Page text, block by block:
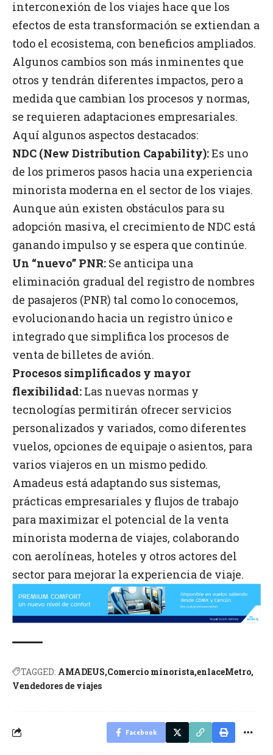
interconexión de los viajes hace que los
efectos de esta transformación se extiendan a
todo el ecosistema, con beneficios ampliados.
Algunos cambios son más inminentes que
otros y tendrán diferentes impactos, pero a
medida que cambian los procesos y normas,
se requieren adaptaciones empresariales.
Aquí algunos aspectos destacados:
NDC (New Distribution Capability):Es uno
de los primeros pasos hacia una experiencia
minorista moderna en el sector de los viajes.
Aunque aún existen obstáculos para su
adopción masiva, el crecimiento de NDC está
ganando impulso y se espera que continúe.
Un “nuevo” PNR: Se anticipa una
eliminación gradual del registro de nombres
de pasajeros (PNR) tal como lo conocemos,
evolucionando hacia un registro único e
integrado que simplifica los procesos de
venta de billetes de avión.
Procesos simplificados y mayor
flexibilidad: Las nuevas normas y
tecnologías permitirán ofrecer servicios
personalizados y variados, como diferentes
vuelos, opciones de equipaje o asientos, para
varios viajeros en un mismo pedido.
Amadeus está adaptando sus sistemas,
prácticas empresariales y flujos de trabajo
para maximizar el potencial de la venta
minorista moderna de viajes, colaborando
con aerolíneas, hoteles y otros actores del
sector para mejorar la experiencia de viaje.
TAGGED: AMADEUS Comercio minorista enlaceMetro
Vendedores de viajes
Facebook